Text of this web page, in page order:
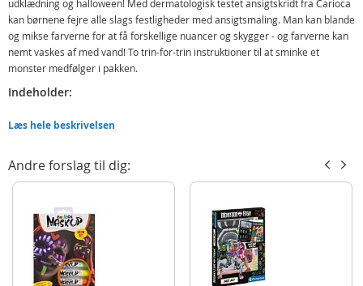
udklædning og halloween! Med dermatologisk testet ansigtskridt fra Carioca
kan børnene fejre alle slags festligheder med ansigtsmaling. Man kan blande
og mikse farverne for at få forskellige nuancer og skygger - og farverne kan
nemt vaskes af med vand! To trin-for-trin instruktioner til at sminke et
monster medfølger i pakken.
Indeholder:
Farver: blå, grøn og hvid
Alder: fra 3 år
Produktdetaljer
Model
7317449500545
Læs hele beskrivelsen
Andre forslag til dig: